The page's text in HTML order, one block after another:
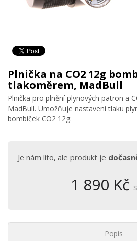
Plnička na CO2 12g
tlakoměrem, MadBull
Plnička pro plnění plynových patron a
MadBull. Umožňuje nastavení tlaku
bombiček CO2 12g.
Je nám líto, ale produkt je
1 890 Kč
Popis